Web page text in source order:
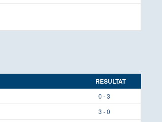
RESULTAT
0 - 3
3 - 0